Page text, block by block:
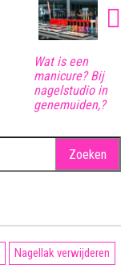
Wat is een
manicure? Bij
nagelstudio in
genemuiden,?
Nagellak verwijderen